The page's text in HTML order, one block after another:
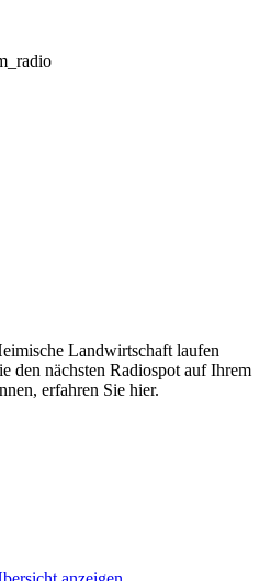
Landwirtschaft laufen
den nächsten Radiospot auf Ihrem
erfahren Sie hier.